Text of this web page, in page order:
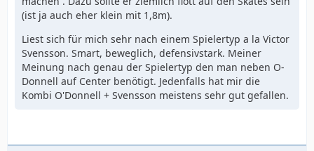
(ist ja auch eher klein mit 1,8m).
Liest sich für mich sehr nach einem Spielertyp a la Victor
Svensson. Smart, beweglich, defensivstark. Meiner
Meinung nach genau der Spielertyp den man neben O-
Donnell auf Center benötigt. Jedenfalls hat mir die
Kombi O'Donnell + Svensson meistens sehr gut gefallen.